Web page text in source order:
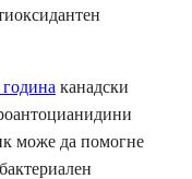
година канадски
може да помогне